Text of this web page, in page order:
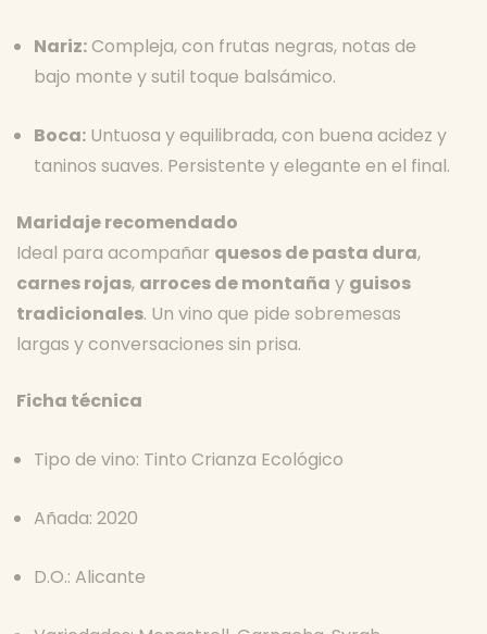
Nariz:Compleja, con frutas negras, notas de
bajo monte y sutil toque balsámico.
Boca: Untuosa y equilibrada, con buena acidez y
taninos suaves. Persistente y elegante en el final.
Maridaje recomendado
Ideal para acompañar quesos de pasta dura,
carnes rojas, arroces de montaña y guisos
tradicionales. Un vino que pide sobremesas
largas y conversaciones sin prisa.
Ficha técnica
Tipo de vino: Tinto Crianza Ecológico
Añada: 2020
D.O.: Alicante